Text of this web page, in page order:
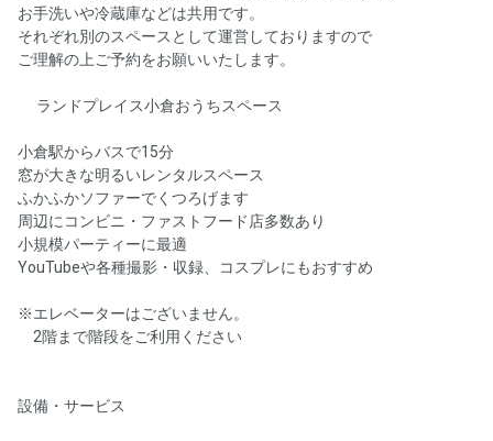
お手洗いや冷蔵庫などは共用です。
それぞれ別のスペースとして運営しておりますので
ご理解の上ご予約をお願いいたします。
🛋️ランドプレイス小倉おうちスペース🛋️
小倉駅からバスで15分🚌
窓が大きな明るいレンタルスペース🙆‍♀️
ふかふかソファーでくつろげます☺️
周辺にコンビニ・ファストフード店多数あり🐜
小規模パーティーに最適🥳
YouTubeや各種撮影・収録、コスプレにもおすすめ🎥
※エレベーターはございません。
2階まで階段をご利用ください🙇‍♀️
設備・サービス